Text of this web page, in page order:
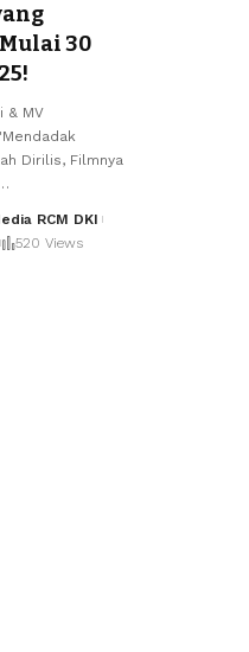
30
& MV
Dirilis, Filmnya
RCM DKI
520 Views